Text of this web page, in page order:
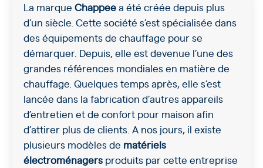
La marque Chappeea été créée depuis plus
d’un siècle. Cette société s’est spécialisée dans
des équipements de chauffage pour se
démarquer. Depuis, elle est devenue l’une des
grandes références mondiales en matière de
chauffage. Quelques temps après, elle s’est
lancée dans la fabrication d’autres appareils
d’entretien et de confort pour maison afin
d’attirer plus de clients. A nos jours, il existe
plusieurs modèles de matériels
électroménagers produits par cette entreprise